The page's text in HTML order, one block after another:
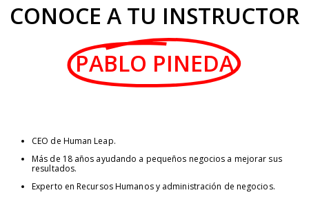
CONOCE A TU INSTRUCTOR
PABLO PINEDA
CEO de Human Leap.
Más de 18 años ayudando a pequeños negocios a mejorar sus
resultados.
Experto en Recursos Humanos y administración de negocios.